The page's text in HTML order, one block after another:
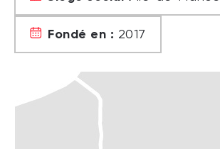
Fondé en : 2017